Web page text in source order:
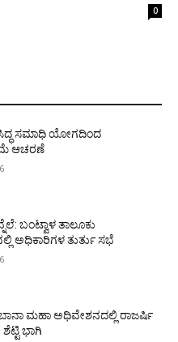
0
ಸಮಾಧಿ ಯೋಗದಿಂದ
ಆಚರಣೆ
ಬಂಟ್ವಾಳ ತಾಲೂಕು
ಅಧಿಕಾರಿಗಳ ತುರ್ತು ಸಭೆ
ಮಹಾ ಅಧಿವೇಶನದಲ್ಲಿ ರಾಜರ್ಷಿ
ಭಾಗಿ